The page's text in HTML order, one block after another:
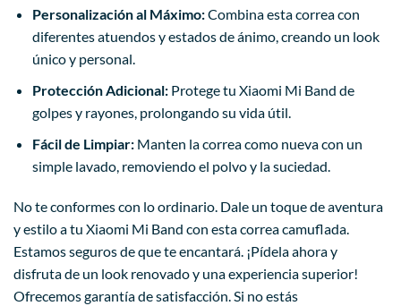
Personalización al Máximo:Combina esta correa con
diferentes atuendos y estados de ánimo, creando un look
único y personal.
Protección Adicional:Protege tu Xiaomi Mi Band de
golpes y rayones, prolongando su vida útil.
Fácil de Limpiar:Manten la correa como nueva con un
simple lavado, removiendo el polvo y la suciedad.
No te conformes con lo ordinario. Dale un toque de aventura
y estilo a tu Xiaomi Mi Band con esta correa camuflada.
Estamos seguros de que te encantará. ¡Pídela ahora y
disfruta de un look renovado y una experiencia superior!
Ofrecemos garantía de satisfacción. Si no estás